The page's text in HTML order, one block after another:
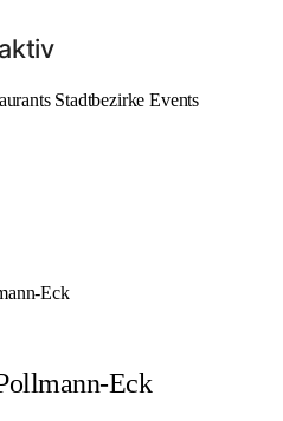
StadtbezirkeEvents
Eck
Eck